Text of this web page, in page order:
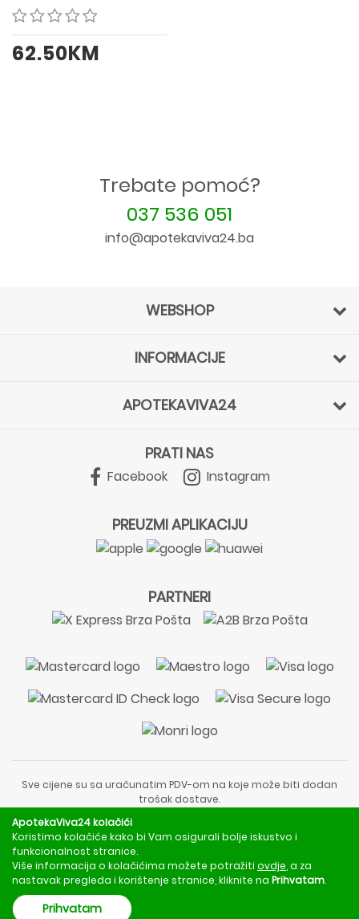
62.50KM
Trebate pomoć?
037 536 051
info@apotekaviva24.ba
WEBSHOP
INFORMACIJE
APOTEKAVIVA24
PRATI NAS
Facebook Instagram
PREUZMI APLIKACIJU
PARTNERI
Sve cijene su sa uračunatim PDV-om na koje može biti dodan
trošak dostave.
liječnički pregled ili savjet farmaceuta.
Za obavijesti o mjerama opreza, rizicima i nuspojavama
obratite se svom liječniku ili farmaceutu.
Copyright © 2020 - 2026 | ApotekaViva24 | Sva prava zadržava
ApotekaViva24 kolačići
Koristimo kolačiće kako bi Vam osigurali bolje iskustvo i
funkcionalnost stranice.
Više informacija o kolačićima možete potražiti ovdje , a za
nastavak pregleda i korištenje stranice, kliknite na Prihvatam.
Prihvatam